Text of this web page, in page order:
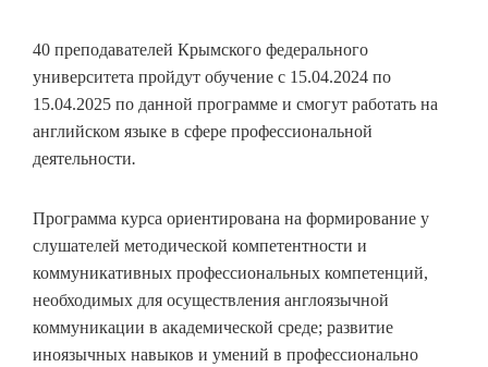
40 преподавателей Крымского федерального
университета пройдут обучение с 15.04.2024 по
15.04.2025 по данной программе и смогут работать на
английском языке в сфере профессиональной
деятельности.
Программа курса ориентирована на формирование у
слушателей методической компетентности и
коммуникативных профессиональных компетенций,
необходимых для осуществления англоязычной
коммуникации в академической среде; развитие
иноязычных навыков и умений в профессионально